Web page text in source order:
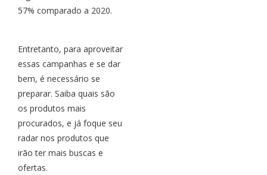
57% comparado a 2020.
Entretanto, para aproveitar
essas campanhas e se dar
bem, é necessário se
preparar. Saiba quais são
os produtos mais
procurados, e já foque seu
radar nos produtos que
irão ter mais buscas e
ofertas.